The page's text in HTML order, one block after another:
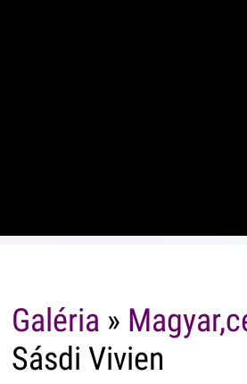
Galéria »
Sásdi Vivien